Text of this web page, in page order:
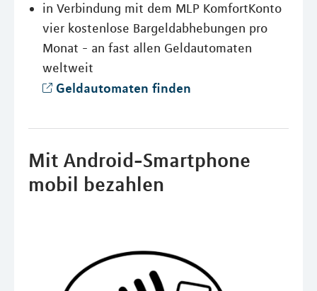
in Verbindung mit dem MLP KomfortKonto
vier kostenlose Bargeldabhebungen pro
Monat - an fast allen Geldautomaten
weltweit
Geldautomaten finden
Mit Android-Smartphone
mobil bezahlen